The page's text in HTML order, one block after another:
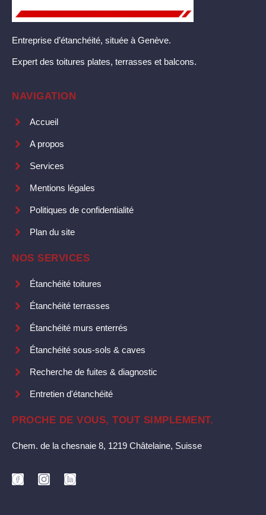
Entreprise d’étanchéité, située à Genève.
Expert des toitures plates, terrasses et balcons.
NAVIGATION
Accueil
A propos
Services
Mentions légales
Politiques de confidentialité
Plan du site
NOS SERVICES
Étanchéité toitures
Étanchéité terrasses
Étanchéité murs enterrés
Étanchéité sous-sols & caves
Recherche de fuites & diagnostic
Entretien d'étanchéité
PROCHE DE VOUS, TOUT SIMPLEMENT.
Chem. de la chesnaie 8, 1219 Châtelaine, Suisse